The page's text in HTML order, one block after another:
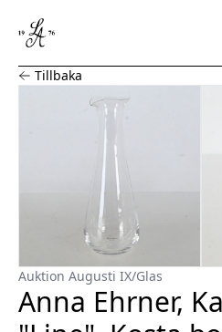
Anna Ehrner, Karaff "Line",
Tillbaka
Auktion Augusti IX/Glas
Anna Ehrner,